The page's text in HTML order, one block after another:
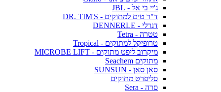
ג'יי בי אל - JBL
ד"ר טים למתוקים - DR. TIM'S
דנרלי - DENNERLE
טטרה - Tetra
טרופיקל למתוקים - Tropical
מיקרוב ליפט מתוקים - MICROBE LIFT
מתוקים Seachem
סאן סאן - SUNSUN
סליפרט מתוקים
סרה - Sera